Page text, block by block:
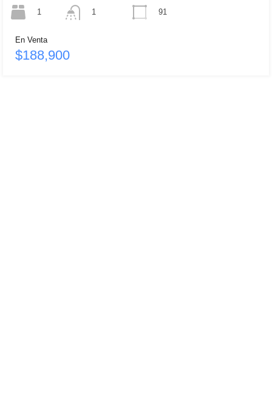
1
1
91
En Venta
$188,900